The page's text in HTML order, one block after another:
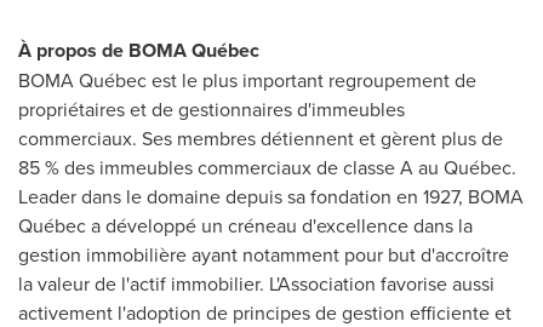
À propos de BOMA Québec
BOMA Québec est le plus important regroupement de
propriétaires et de gestionnaires d'immeubles
commerciaux. Ses membres détiennent et gèrent plus de
85 % des immeubles commerciaux de classe A au Québec.
Leader dans le domaine depuis sa fondation en 1927, BOMA
Québec a développé un créneau d'excellence dans la
gestion immobilière ayant notamment pour but d'accroître
la valeur de l'actif immobilier. L'Association favorise aussi
activement l'adoption de principes de gestion efficiente et